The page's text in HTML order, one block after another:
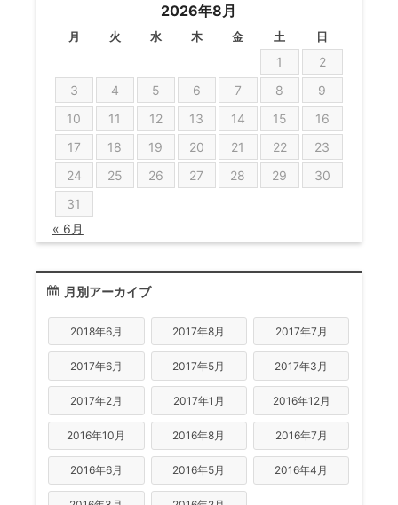
2026年8月
月 火 水 木 金 土 日
1
2
3
4 5 6 7 8
9
10
11 12 13 14 15
16
17
18 19 20 21 22
23
24
25 26 27 28 29
30
31
« 6月
月別アーカイブ
2018年6月 2017年8月 2017年7月
2017年6月 2017年5月 2017年3月
2017年2月 2017年1月 2016年12月
2016年10月 2016年8月 2016年7月
2016年6月 2016年5月 2016年4月